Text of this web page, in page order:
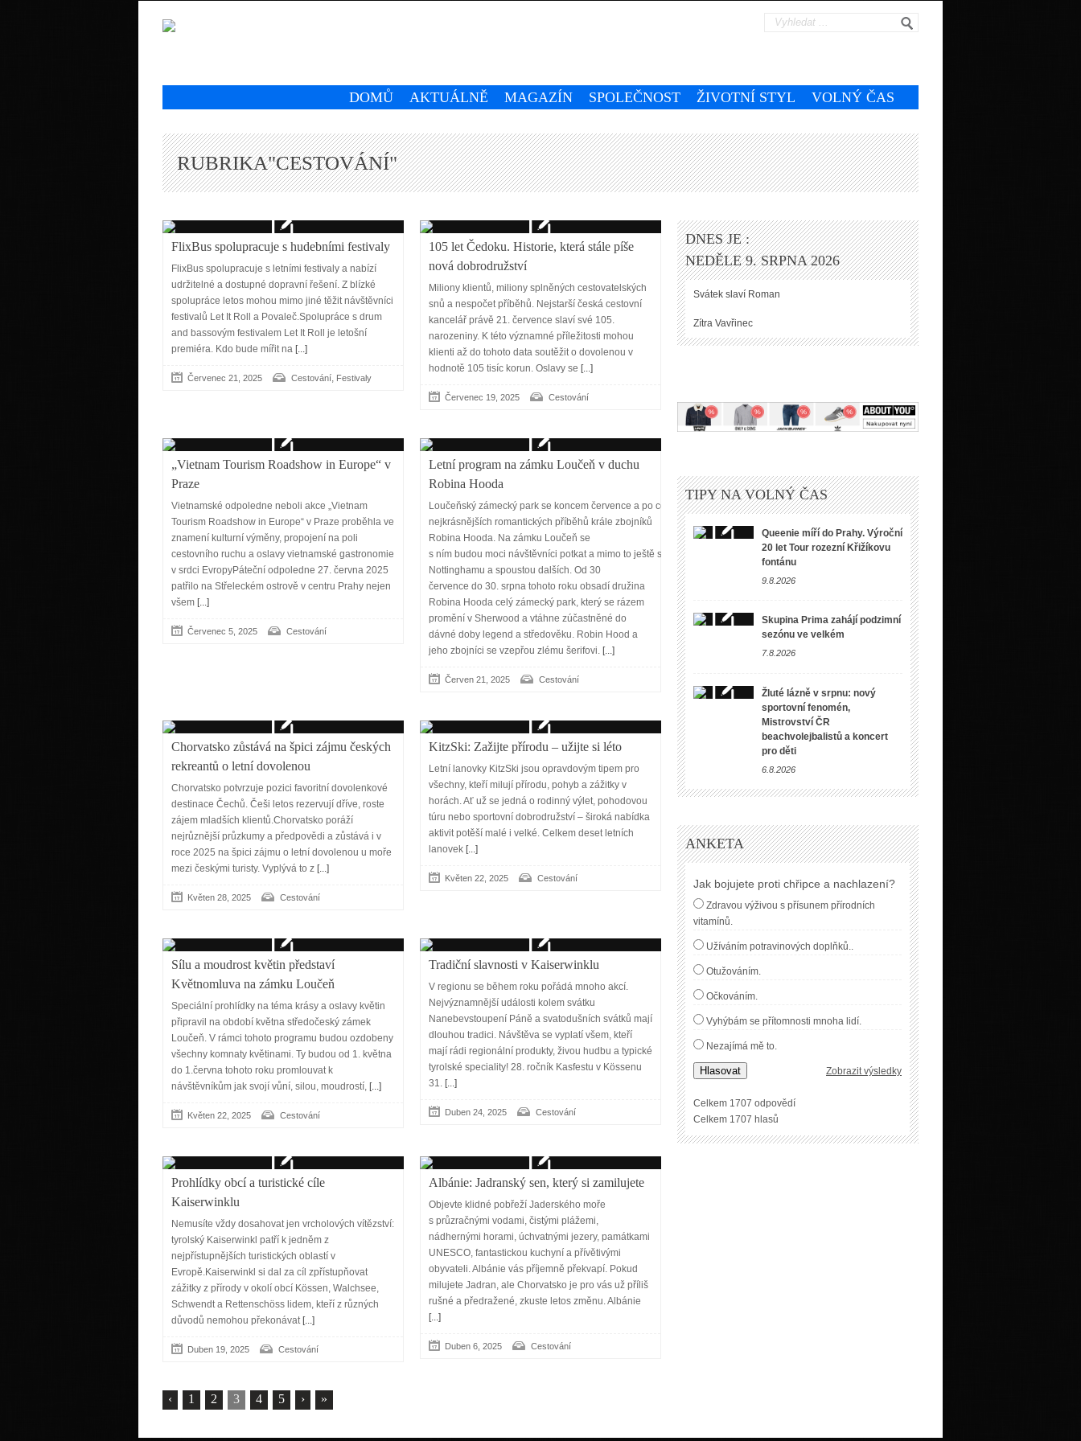
DOMŮ AKTUÁLNĚ MAGAZÍN SPOLEČNOST ŽIVOTNÍ STYL VOLNÝ ČAS
RUBRIKA"CESTOVÁNÍ"
FlixBus spolupracuje s hudebními festivaly
FlixBus spolupracuje s letními festivaly a nabízí
udržitelné a dostupné dopravní řešení. Z blízké
spolupráce letos mohou mimo jiné těžit návštěvníci
festivalů Let It Roll a Povaleč.Spolupráce s drum
and bassovým festivalem Let It Roll je letošní
premiéra. Kdo bude mířit na [...]
Červenec 21, 2025 Cestování, Festivaly
105 let Čedoku. Historie, která stále píše
nová dobrodružství
Miliony klientů, miliony splněných cestovatelských
snů a nespočet příběhů. Nejstarší česká cestovní
kancelář právě 21. července slaví své 105.
narozeniny. K této významné příležitosti mohou
klienti až do tohoto data soutěžit o dovolenou v
hodnotě 105 tisíc korun. Oslavy se [...]
Červenec 19, 2025 Cestování
„Vietnam Tourism Roadshow in Europe“ v
Praze
Vietnamské odpoledne neboli akce „Vietnam
Tourism Roadshow in Europe“ v Praze proběhla ve
znamení kulturní výměny, propojení na poli
cestovního ruchu a oslavy vietnamské gastronomie
v srdci EvropyPáteční odpoledne 27. června 2025
patřilo na Střeleckém ostrově v centru Prahy nejen
všem [...]
Červenec 5, 2025 Cestování
Letní program na zámku Loučeň v duchu
Robina Hooda
Loučeňský zámecký park se koncem července a po celý srpen promění v tajemné místo plné
nejkrásnějších romantických příběhů krále zbojníků
Robina Hooda. Na zámku Loučeň se
s ním budou moci návštěvníci potkat a mimo to ještě s krásnou Lady Marion nebo zlým šerifem z
Nottinghamu a spoustou dalších. Od 30
července do 30. srpna tohoto roku obsadí družina
Robina Hooda celý zámecký park, který se rázem
promění v Sherwood a vtáhne zúčastněné do
dávné doby legend a středověku. Robin Hood a
jeho zbojníci se vzepřou zlému šerifovi. [...]
Červen 21, 2025 Cestování
Chorvatsko zůstává na špici zájmu českých
rekreantů o letní dovolenou
Chorvatsko potvrzuje pozici favoritní dovolenkové
destinace Čechů. Češi letos rezervují dříve, roste
zájem mladších klientů.Chorvatsko poráží
nejrůznější průzkumy a předpovědi a zůstává i v
roce 2025 na špici zájmu o letní dovolenou u moře
mezi českými turisty. Vyplývá to z [...]
Květen 28, 2025 Cestování
KitzSki: Zažijte přírodu – užijte si léto
Letní lanovky KitzSki jsou opravdovým tipem pro
všechny, kteří milují přírodu, pohyb a zážitky v
horách. Ať už se jedná o rodinný výlet, pohodovou
túru nebo sportovní dobrodružství – široká nabídka
aktivit potěší malé i velké. Celkem deset letních
lanovek [...]
Květen 22, 2025 Cestování
Sílu a moudrost květin představí
Květnomluva na zámku Loučeň
Speciální prohlídky na téma krásy a oslavy květin
připravil na období května středočeský zámek
Loučeň. V rámci tohoto programu budou ozdobeny
všechny komnaty květinami. Ty budou od 1. května
do 1.června tohoto roku promlouvat k
návštěvníkům jak svojí vůní, silou, moudrostí, [...]
Květen 22, 2025 Cestování
Tradiční slavnosti v Kaiserwinklu
V regionu se během roku pořádá mnoho akcí.
Nejvýznamnější události kolem svátku
Nanebevstoupení Páně a svatodušních svátků mají
dlouhou tradici. Návštěva se vyplatí všem, kteří
mají rádi regionální produkty, živou hudbu a typické
tyrolské speciality! 28. ročník Kasfestu v Kössenu
31. [...]
Duben 24, 2025 Cestování
Prohlídky obcí a turistické cíle
Kaiserwinklu
Nemusíte vždy dosahovat jen vrcholových vítězství:
tyrolský Kaiserwinkl patří k jedněm z
nejpřístupnějších turistických oblastí v
Evropě.Kaiserwinkl si dal za cíl zpřístupňovat
zážitky z přírody v okolí obcí Kössen, Walchsee,
Schwendt a Rettenschöss lidem, kteří z různých
důvodů nemohou překonávat[...]
Duben 19, 2025 Cestování
Albánie: Jadranský sen, který si zamilujete
Objevte klidné pobřeží Jaderského moře
s průzračnými vodami, čistými plážemi,
nádhernými horami, úchvatnými jezery, památkami
UNESCO, fantastickou kuchyní a přívětivými
obyvateli. Albánie vás příjemně překvapí. Pokud
milujete Jadran, ale Chorvatsko je pro vás už příliš
rušné a předražené, zkuste letos změnu. Albánie
[...]
Duben 6, 2025 Cestování
‹ 1 2 3 4 5 › »
DNES JE :
NEDĚLE 9. SRPNA 2026
Svátek slaví Roman
Zítra Vavřinec
TIPY NA VOLNÝ ČAS
Queenie míří do Prahy. Výroční
20 let Tour rozezní Křižíkovu
fontánu
9.8.2026
Skupina Prima zahájí podzimní
sezónu ve velkém
7.8.2026
Žluté lázně v srpnu: nový
sportovní fenomén,
Mistrovství ČR
beachvolejbalistů a koncert
pro děti
6.8.2026
ANKETA
Jak bojujete proti chřipce a nachlazení?
Zdravou výživou s přísunem přírodních
vitamínů.
Užíváním potravinových doplňků..
Otužováním.
Očkováním.
Vyhýbám se přítomnosti mnoha lidí.
Nezajímá mě to.
Hlasovat Zobrazit výsledky
Celkem 1707 odpovědí
Celkem 1707 hlasů